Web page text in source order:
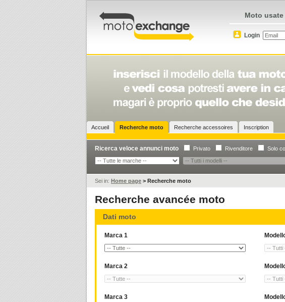
Moto
Login
Accueil Recherche moto Recherche accessoires Inscription
Ricerca veloce annunci moto Privato Rivenditore Solo
Sei in: Home page > Recherche moto
Recherche avancée moto
Dati moto
Marca 1
Marca 2
Marca 3